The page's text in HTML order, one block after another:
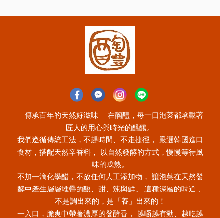
｜傳承百年的天然好滋味｜ 在醄醴，每一口泡菜都承載著
匠人的用心與時光的醞釀。
我們遵循傳統工法，不趕時間、不走捷徑， 嚴選韓國進口
食材，搭配天然辛香料， 以自然發酵的方式，慢慢等待風
味的成熟。
不加一滴化學醋，不放任何人工添加物， 讓泡菜在天然發
酵中產生層層堆疊的酸、甜、辣與鮮。 這種深層的味道，
不是調出來的，是「養」出來的！
一入口，脆爽中帶著濃厚的發酵香， 越嚼越有勁、越吃越